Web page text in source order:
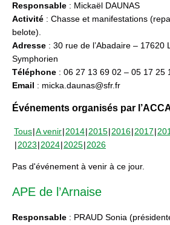
Responsable : Mickaël DAUNAS
Activité : Chasse et manifestations
belote).
Adresse : 30 rue de l’Abadaire – 17620
Symphorien
Téléphone : 06 27 13 69 02 – 05 17 25
Email : micka.daunas@sfr.fr
Événements organisés par
Tous A venir 2014 2015 2016 2017
2023 2024 2025 2026
Pas d'événement à venir à ce jour.
APE de l’Arnaise
Responsable : PRAUD Sonia